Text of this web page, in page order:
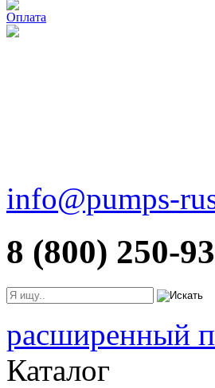
Оплата
info@pumps-
8 (800) 250-
расширенный
Каталог